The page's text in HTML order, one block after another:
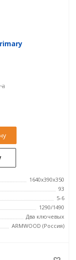
1640х390х350
93
5-6
1290/1490
Два ключевых
ARMWOOD (Россия)